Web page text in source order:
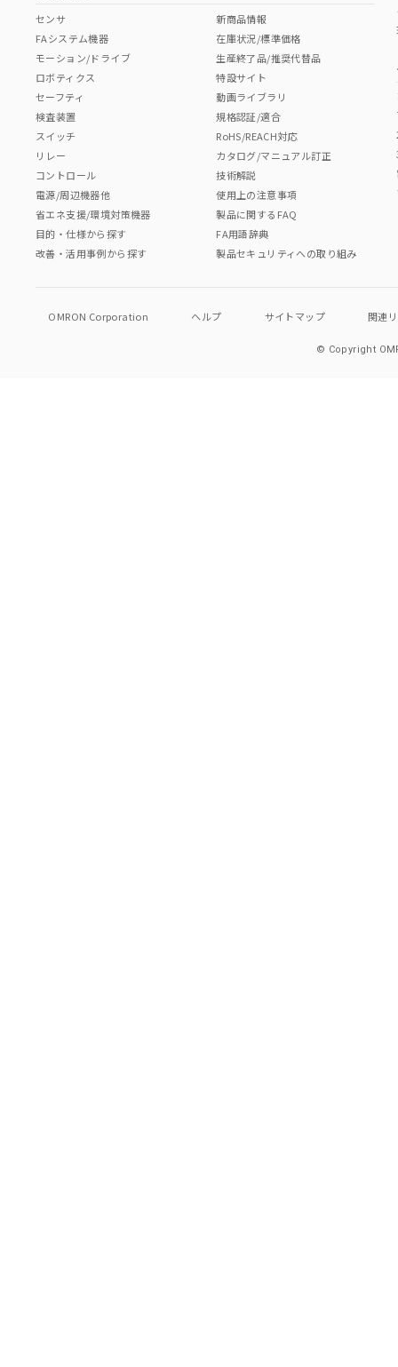
センサ
FAシステム機器
モーション/ドライブ
ロボティクス
セーフティ
検査装置
スイッチ
リレー
コントロール
電源/周辺機器他
省エネ支援/環境対策機器
目的・仕様から探す
改善・活用事例から探す
新商品情報
在庫状況/標準価格
生産終了品/推奨代替品
特設サイト
動画ライブラリ
規格認証/適合
RoHS/REACH対応
カタログ/マニュアル訂正
技術解説
使用上の注意事項
製品に関するFAQ
FA用語辞典
製品セキュリティへの取り組み
OMRON Corporation ヘルプ サイトマップ 関連
© Copyright